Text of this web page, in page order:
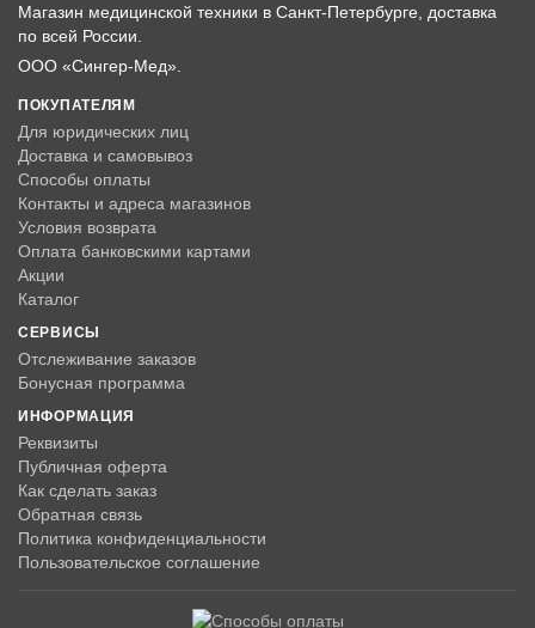
Магазин медицинской техники в Санкт-Петербурге, доставка
по всей России.
ООО «Сингер-Мед».
ПОКУПАТЕЛЯМ
Для юридических лиц
Доставка и самовывоз
Способы оплаты
Контакты и адреса магазинов
Условия возврата
Оплата банковскими картами
Акции
Каталог
СЕРВИСЫ
Отслеживание заказов
Бонусная программа
ИНФОРМАЦИЯ
Реквизиты
Публичная оферта
Как сделать заказ
Обратная связь
Политика конфиденциальности
Пользовательское соглашение